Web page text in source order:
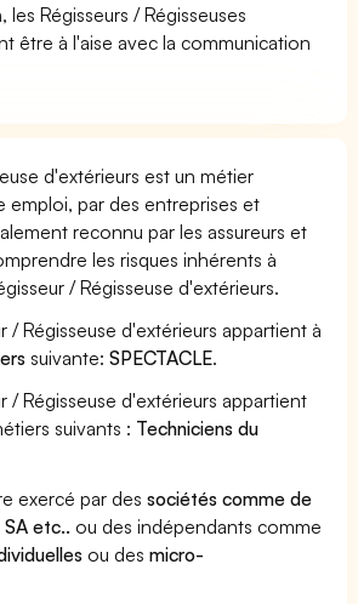
les Régisseurs / Régisseuses
être à l'aise avec la communication
d'extérieurs est un métier
emploi, par des entreprises et
reconnu par les assureurs et
les risques inhérents à
/ Régisseuse d'extérieurs.
/ Régisseuse d'extérieurs appartient à
suivante:SPECTACLE.
/ Régisseuse d'extérieurs appartient
suivants : Techniciens du
exercé par dessociétés comme de
SA etc.. ou des indépendants comme
ou desmicro-